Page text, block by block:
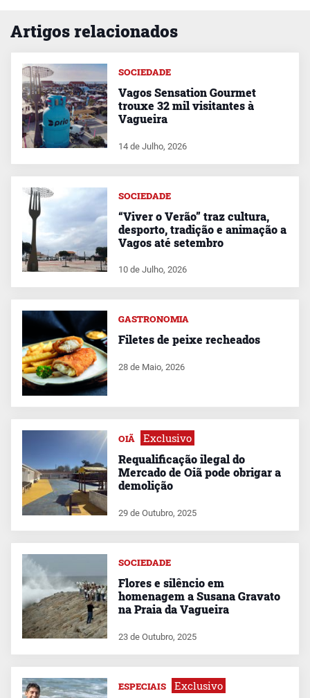
Artigos relacionados
SOCIEDADE
Vagos Sensation Gourmet
trouxe 32 mil visitantes à
Vagueira
14 de Julho, 2026
SOCIEDADE
“Viver o Verão” traz cultura,
desporto, tradição e animação a
Vagos até setembro
10 de Julho, 2026
GASTRONOMIA
Filetes de peixe recheados
28 de Maio, 2026
OIÃ Exclusivo
Requalificação ilegal do
Mercado de Oiã pode obrigar a
demolição
29 de Outubro, 2025
SOCIEDADE
Flores e silêncio em
homenagem a Susana Gravato
na Praia da Vagueira
23 de Outubro, 2025
ESPECIAIS Exclusivo